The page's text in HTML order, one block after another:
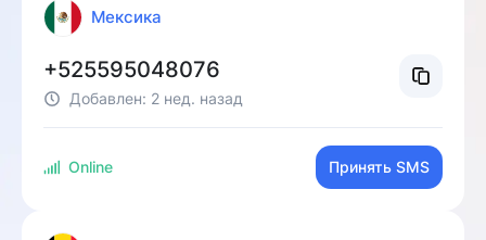
Мексика
+525595048076
Добавлен: 2 нед. назад
Online Принять SMS